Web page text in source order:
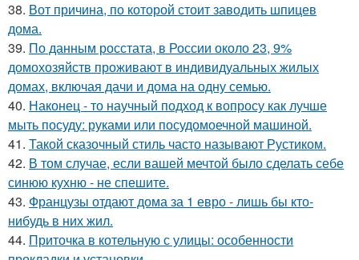
38. Вот причина, по которой стоит заводить шпицев
дома.
39. По данным росстата, в России около 23, 9%
домохозяйств проживают в индивидуальных жилых
домах, включая дачи и дома на одну семью.
40. Наконец - то научный подход к вопросу как лучше
мыть посуду: руками или посудомоечной машиной.
41. Такой сказочный стиль часто называют Рустиком.
42. В том случае, если вашей мечтой было сделать себе
синюю кухню - не спешите.
43. Французы отдают дома за 1 евро - лишь бы кто-
нибудь в них жил.
44. Приточка в котельную с улицы: особенности